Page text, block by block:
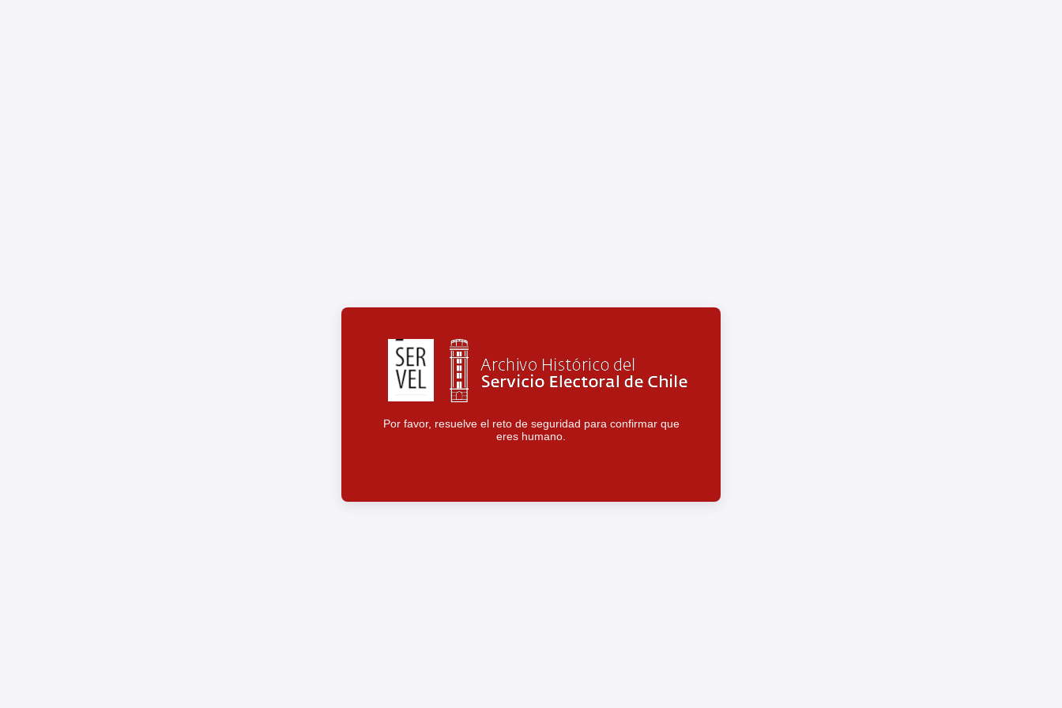
Por favor, resuelve el reto de seguridad para confirmar que
eres humano.